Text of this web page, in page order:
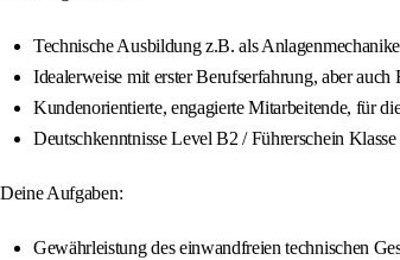
Technische Ausbildung z.B. als
Idealerweise mit erster Berufserfahrung, aber
Kundenorientierte, engagierte Mitarbeitende, für
Deutschkenntnisse Level B2 / Führerschein Klasse
Deine Aufgaben:
Gewährleistung des einwandfreien technischen